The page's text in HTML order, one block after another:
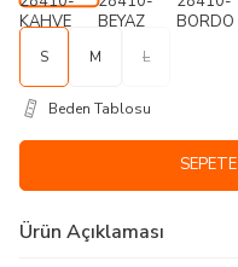
S M L
Beden Tablosu
Ürün Açıklaması